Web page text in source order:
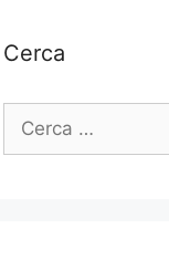
Cerca
per: